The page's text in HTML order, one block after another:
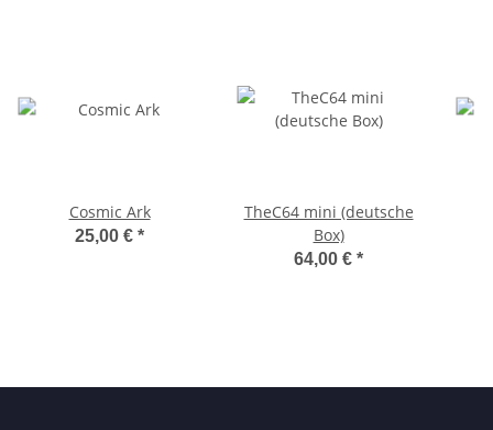
Cosmic Ark
25,00 € *
TheC64 mini (deutsche
Box)
64,00 € *